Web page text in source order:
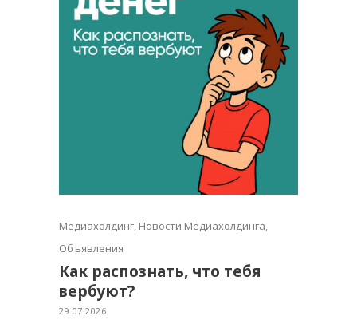
Медиахолдинг Новости Медиахолдинга
Объявления
Как распознать, что тебя
вербуют?
29.07.2026